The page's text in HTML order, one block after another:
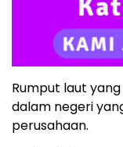
Rumput laut
dalam negeri
perusahaan.